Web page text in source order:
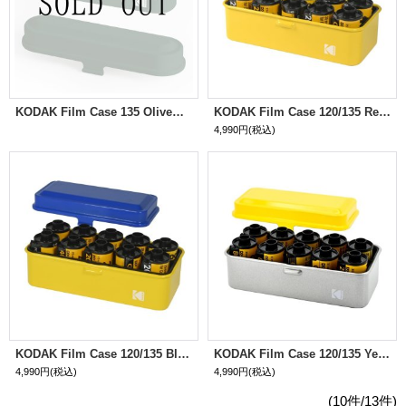
KODAK Film Case 135 Olive（オリーブ） KODAK Film Case 120/135 Red（レッド）
4,990円(税込)
KODAK Film Case 120/135 Blue（ブルー）
4,990円(税込)
KODAK Film Case 120/135 Yellow（イエロー）
4,990円(税込)
(10件/13件)